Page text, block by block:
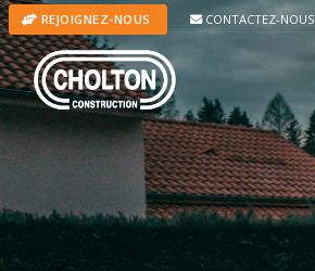
REJOIGNEZ-NOUS CONTACTEZ-NOUS